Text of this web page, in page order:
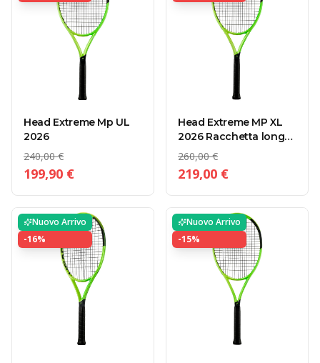
Head Extreme Mp UL
2026
240,00 €
199,90 €
Head Extreme MP XL
2026 Racchetta long
Body
260,00 €
219,00 €
Nuovo Arrivo
-16%
Nuovo Arrivo
-15%